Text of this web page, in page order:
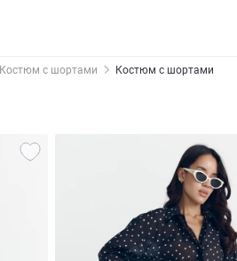
Костюм с шортами Костюм с шортами